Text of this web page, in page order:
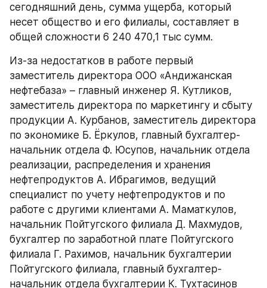
сегодняшний день, сумма ущерба, который
несет общество и его филиалы, составляет в
общей сложности 6 240 470,1 тыс сумм.
Из-за недостатков в работе первый
заместитель директора ООО «Андижанская
нефтебаза» – главный инженер Я. Кутликов,
заместитель директора по маркетингу и сбыту
продукции А. Курбанов, заместитель директора
по экономике Б. Ёркулов, главный бухгалтер-
начальник отдела Ф. Юсупов, начальник отдела
реализации, распределения и хранения
нефтепродуктов А. Ибрагимов, ведущий
специалист по учету нефтепродуктов и по
работе с другими клиентами А. Маматкулов,
начальник Пойтугского филиала Д. Махмудов,
бухгалтер по заработной плате Пойтугского
филиала Г. Рахимов, начальник бухгалтерии
Пойтугского филиала, главный бухгалтер-
начальник отдела бухгалтерии К. Тухтасинов